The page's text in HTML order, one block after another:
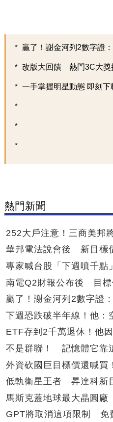
贏了！謝金河列2數字證
改版大回饋 熱門3C大獎
一手掌握明星動態 即刻
熱門新聞
252大戶注意！三商美邦
華邦電法說會後 新目標
專家喊台股「下週噴千點
南電Q2財報公布後 目標
贏了！謝金河列2數字證
下週恐跌破半年線！他：
ETF存到2千萬退休！他
不是群聯！ 記憶體它靠
外資砍國巨目標價還喊買
低軌衛星王者 昇達科新
馬斯克蓋地球最大晶圓
GPT將取消這項限制 免